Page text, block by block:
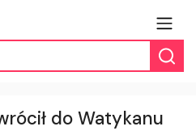
do Watykanu